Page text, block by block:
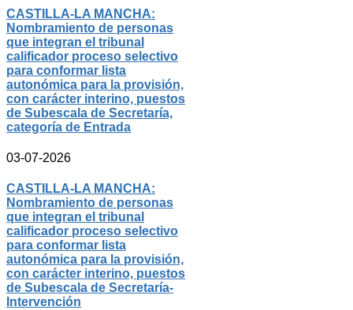
CASTILLA-LA MANCHA:
Nombramiento de personas
que integran el tribunal
calificador proceso selectivo
para conformar lista
autonómica para la provisión,
con carácter interino, puestos
de Subescala de Secretaría,
categoría de Entrada
03-07-2026
CASTILLA-LA MANCHA:
Nombramiento de personas
que integran el tribunal
calificador proceso selectivo
para conformar lista
autonómica para la provisión,
con carácter interino, puestos
de Subescala de Secretaría-
Intervención